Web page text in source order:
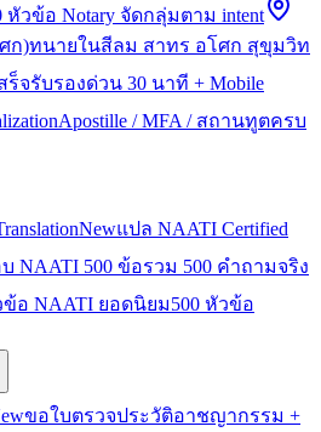
หัวข้อ Notary จัดกลุ่มตาม intent
ก)ทนายในสีลม สาทร อโศก สุขุมวิท
ร็จรับรองด่วน 30 นาที + Mobile
Apostille / MFA / สถานทูตครบ
Newแปล NAATI Certified
NAATI 500 ข้อรวม 500 คำถามจริง
ข้อ NAATI ยอดนิยม500 หัวข้อ
ขอใบตรวจประวัติอาชญากรรม +